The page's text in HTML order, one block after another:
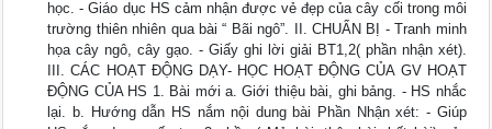
học. - Giáo dục HS cảm nhận được vẻ đẹp của cây cối trong môi
trường thiên nhiên qua bài “ Bãi ngô”. II. CHUẨN BỊ - Tranh minh
họa cây ngô, cây gạo. - Giấy ghi lời giải BT1,2( phần nhận xét).
III. CÁC HOẠT ĐỘNG DẠY- HỌC HOẠT ĐỘNG CỦA GV HOẠT
ĐỘNG CỦA HS 1. Bài mới a. Giới thiệu bài, ghi bảng. - HS nhắc
lại. b. Hướng dẫn HS nắm nội dung bài Phần Nhận xét: - Giúp